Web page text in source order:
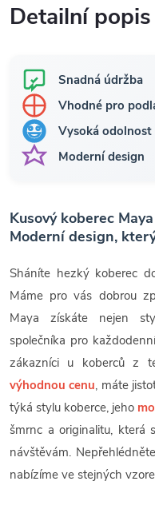
Detailní
Snadná údržba
Vhodné pro
Vysoká odolnost
Moderní design
Kusový koberec
Moderní design,
Sháníte hezký koberec
Máme pro vás dobrou
Maya získáte nejen
společníka pro
zákazníci u koberců z
výhodnou cenu, máte
týká stylu koberce, jeho
šmrnc a originalitu, která
návštěvám.
nabízíme ve stejných